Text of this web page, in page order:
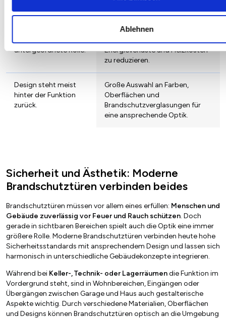
Ablehnen
untergeordnete Rolle.
Hohe Anforderungen an die
Energieverluste und Heizkosten
zu reduzieren.
Design steht meist
hinter der Funktion
zurück.
Große Auswahl an Farben,
Oberflächen und
Brandschutzverglasungen für
eine ansprechende Optik.
Sicherheit und Ästhetik: Moderne
Brandschutztüren verbinden beides
Brandschutztüren müssen vor allem eines erfüllen: Menschen und
Gebäude zuverlässig vor Feuer und Rauch schützen. Doch
gerade in sichtbaren Bereichen spielt auch die Optik eine immer
größere Rolle. Moderne Brandschutztüren verbinden heute hohe
Sicherheitsstandards mit ansprechendem Design und lassen sich
harmonisch in unterschiedliche Gebäudekonzepte integrieren.
Während bei Keller-, Technik- oder Lagerräumendie Funktion im
Vordergrund steht, sind in Wohnbereichen, Eingängen oder
Übergängen zwischen Garage und Haus auch gestalterische
Aspekte wichtig. Durch verschiedene Materialien, Oberflächen
und Designs können Brandschutztüren optisch an die Umgebung